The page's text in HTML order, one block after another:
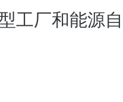
工厂和能源